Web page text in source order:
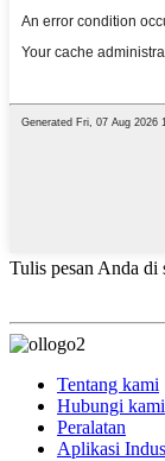
Tulis pesan Anda
Tentang kami
Hubungi kami
Peralatan
Aplikasi